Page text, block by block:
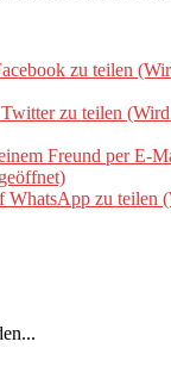
zu teilen
zu teilen (Wird
Freund per E-
WhatsApp zu teilen